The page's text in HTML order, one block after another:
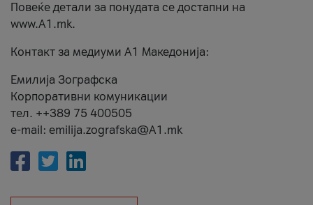
Повеќе детали за понудата се достапни на
www.А1.mk.
Контакт за медиуми А1 Македонија:
Емилија Зографска
Корпоративни комуникации
тел. ++389 75 400505
e-mail: emilija.zografska@A1.mk